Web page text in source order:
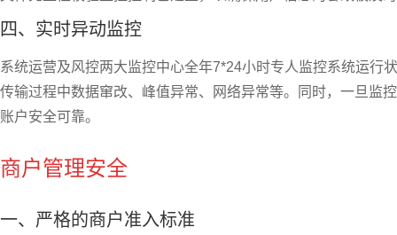
四、实时异动监控
系统运营及风控两大监控中心全年7*24小时专人监控系统运行
传输过程中数据窜改、峰值异常、网络异常等。同时，一旦监
账户安全可靠。
商户管理安全
一、严格的商户准入标准